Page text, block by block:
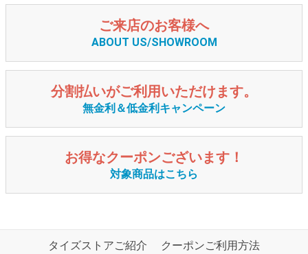
ご来店のお客様へ
ABOUT US/SHOWROOM
分割払いがご利用いただけます。
無金利＆低金利キャンペーン
お得なクーポンございます！
対象商品はこちら
タイズストアご紹介 クーポンご利用方法